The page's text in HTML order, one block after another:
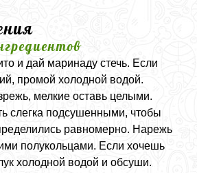
и дай маринаду стечь. Если
промой холодной водой.
мелкие оставь целыми.
слегка подсушенными, чтобы
равномерно. Нарежь
полукольцами. Если хочешь
холодной водой и обсуши.